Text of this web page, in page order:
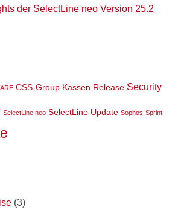
der SelectLine neo Version 25.2
CSS-Group Kassen Release Security
SelectLine neo SelectLine Update Sophos Sprint
(3)